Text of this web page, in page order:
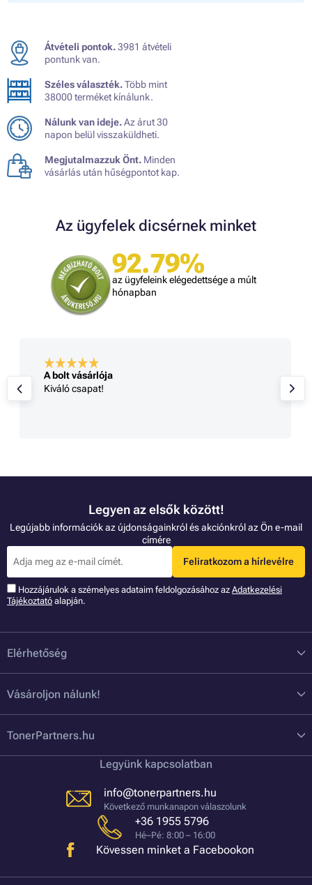
Átvételi pontok.3981 átvételi
pontunk van.
Széles választék.Több mint
38000 terméket kínálunk.
Nálunk van ideje.Az árut 30
napon belül visszaküldheti.
Megjutalmazzuk Önt. Minden
vásárlás után hűségpontot kap.
Az ügyfelek dicsérnek minket
92.79%
az ügyfeleink elégedettsége a múlt
hónapban
A bolt vásárlója
Kiváló csapat!
Legyen az elsők között!
Legújabb információk az újdonságainkról és akciónkról az Ön e-mail
címére
Feliratkozom a hírlevélre
Hozzájárulok a szémelyes adataim feldolgozásához az Adatkezelési
Tájékoztató alapján.
Elérhetőség
Vásároljon nálunk!
TonerPartners.hu
Legyünk kapcsolatban
info@tonerpartners.hu
Következő munkanapon válaszolunk
+36 1955 5796
Hé–Pé: 8:00 – 16:00
Kövessen minket a Facebookon